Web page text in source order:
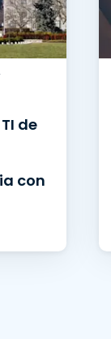
de
con